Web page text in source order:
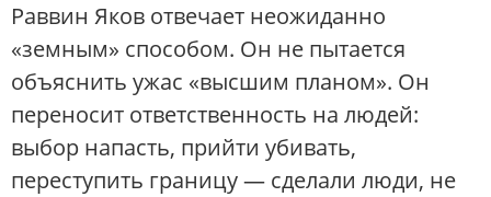
Раввин Яков отвечает неожиданно
«земным» способом. Он не пытается
объяснить ужас «высшим планом». Он
переносит ответственность на людей:
выбор напасть, прийти убивать,
переступить границу — сделали люди, не